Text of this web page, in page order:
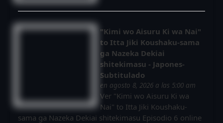
"Kimi wo Aisuru Ki wa Nai"
to Itta Jiki Koushaku-sama
ga Nazeka Dekiai
shitekimasu - Japones-
Subtitulado
en agosto 8, 2026 a las 5:00 am
Ver "Kimi wo Aisuru Ki wa
Nai" to Itta Jiki Koushaku-
sama ga Nazeka Dekiai shitekimasu Episodio 6 online